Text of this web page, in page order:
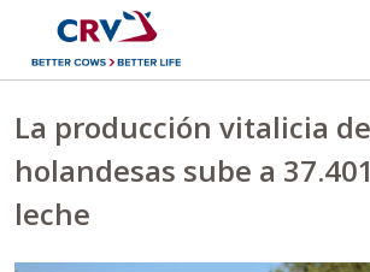
La producción vitalicia
holandesas sube a
leche